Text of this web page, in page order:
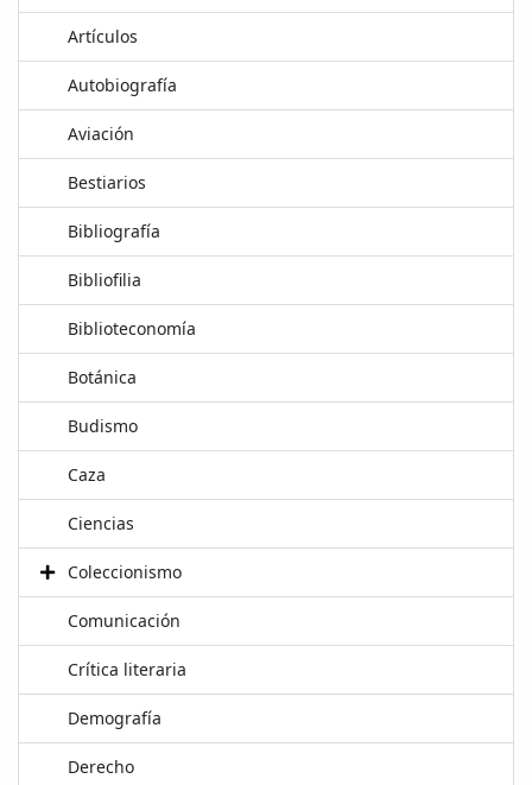
Artículos
Autobiografía
Aviación
Bestiarios
Bibliografía
Bibliofilia
Biblioteconomía
Botánica
Budismo
Caza
Ciencias
Coleccionismo
Comunicación
Crítica literaria
Demografía
Derecho